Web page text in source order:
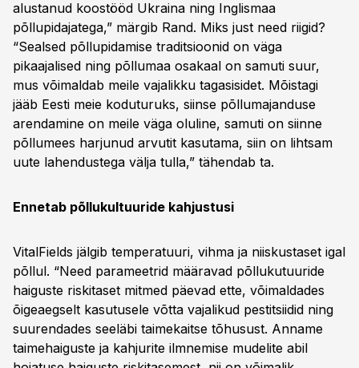
alustanud koostööd Ukraina ning Inglismaa
põllupidajatega,” märgib Rand. Miks just need riigid?
“Sealsed põllupidamise traditsioonid on väga
pikaajalised ning põllumaa osakaal on samuti suur,
mus võimaldab meile vajalikku tagasisidet. Mõistagi
jääb Eesti meie koduturuks, siinse põllumajanduse
arendamine on meile väga oluline, samuti on siinne
põllumees harjunud arvutit kasutama, siin on lihtsam
uute lahendustega välja tulla,” tähendab ta.
Ennetab põllukultuuride kahjustusi
VitalFields jälgib temperatuuri, vihma ja niiskustaset igal
põllul. “Need parameetrid määravad põllukutuuride
haiguste riskitaset mitmed päevad ette, võimaldades
õigeaegselt kasutusele võtta vajalikud pestitsiidid ning
suurendades seeläbi taimekaitse tõhusust. Anname
taimehaiguste ja kahjurite ilmnemise mudelite abil